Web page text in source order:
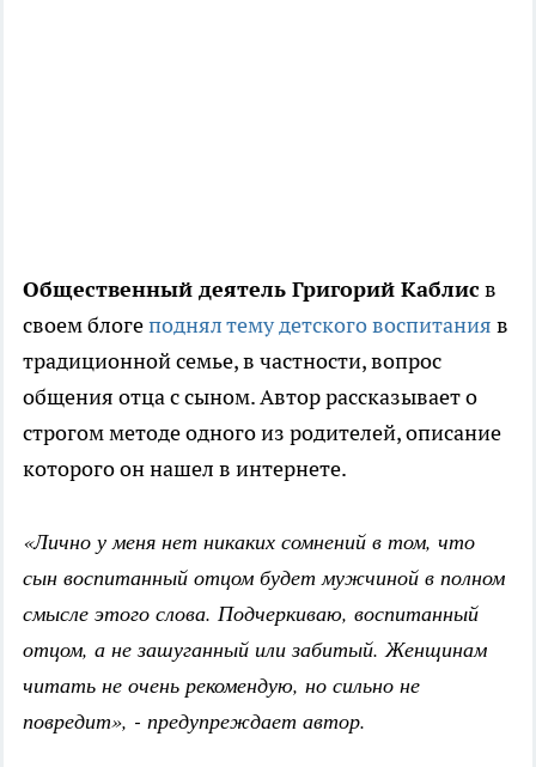
Общественный деятель Григорий Каблис в
своем блогеподнял тему детского воспитания в
традиционной семье, в частности, вопрос
общения отца с сыном. Автор рассказывает о
строгом методе одного из родителей, описание
которого он нашел в интернете.
«Лично у меня нет никаких сомнений в том, что
сын воспитанный отцом будет мужчиной в полном
смысле этого слова. Подчеркиваю, воспитанный
отцом, а не зашуганный или забитый. Женщинам
читать не очень рекомендую, но сильно не
повредит», - предупреждает автор.